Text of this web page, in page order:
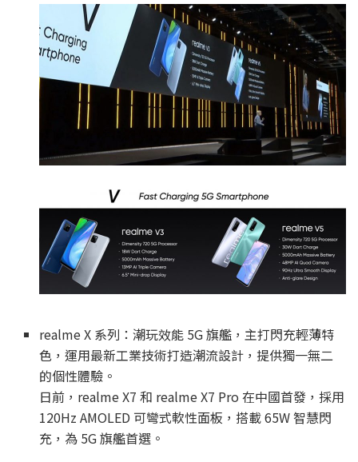
realme X 系列：潮玩效能 5G 旗艦，主打閃充輕薄特
色，運用最新工業技術打造潮流設計，提供獨一無二
的個性體驗。
日前，realme X7 和 realme X7 Pro 在中國首發，採用
120Hz AMOLED 可彎式軟性面板，搭載 65W 智慧閃
充，為 5G 旗艦首選。